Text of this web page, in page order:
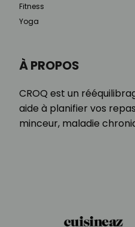
À PROPOS
CROQ est un
aide à planifier vos
minceur, maladie
Fitness
Yoga